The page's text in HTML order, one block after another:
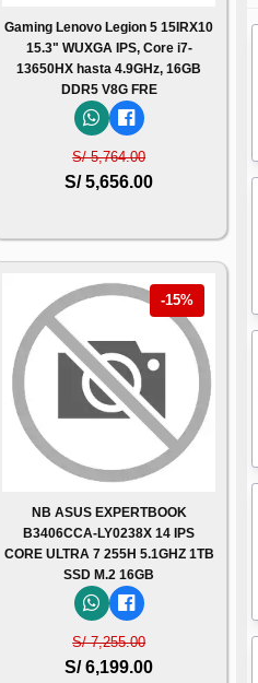
Gaming Lenovo Legion 5 15IRX10
15.3" WUXGA IPS, Core i7-
13650HX hasta 4.9GHz, 16GB
DDR5 V8G FRE
S/ 5,764.00
S/ 5,656.00
-15%
NB ASUS EXPERTBOOK
B3406CCA-LY0238X 14 IPS
CORE ULTRA 7 255H 5.1GHZ 1TB
SSD M.2 16GB
S/ 7,255.00
S/ 6,199.00